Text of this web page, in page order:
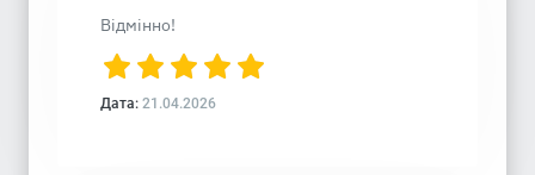
Відмінно!
Дата: 21.04.2026